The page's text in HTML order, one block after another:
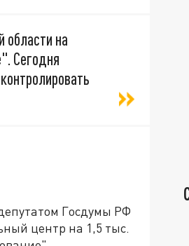
на
Сегодня
Госдумы РФ
центр на 1,5 тыс.